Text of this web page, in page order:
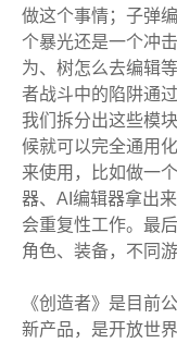
做这个事情；子弹
个暴光还是一个冲
为、树怎么去编辑
者战斗中的陷阱通
我们拆分出这些模
候就可以完全通用
来使用，比如做一
器、AI编辑器拿出
会重复性工作。最
角色、装备，不同
《创造者》是目前
新产品，是开放世